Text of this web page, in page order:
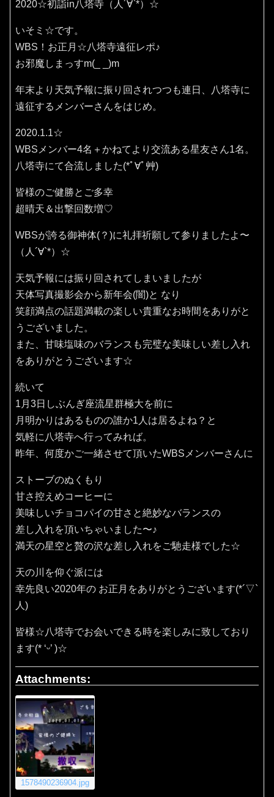
2020☆初詣in八塔寺（人´∀`*）☆
いそミ☆です。
WBS！お正月☆八塔寺遠征レポ♪
お邪魔しまっすm(_ _)m
年末より天気予報に振り回されつつも連日、八塔寺に
遠征するメンバーさんをはじめ。
2020.1.1☆
WBSメンバー4名＋かねてより交流ある星友さん1名。
八塔寺にて合流しました(*ﾟ∀ﾟ艸)
皆様のご健勝とご多幸
超晴天＆出撃回数増♡
WBSが誇る御神体(？)に礼拝祈願して参りましたよ〜
（人´∀`*）☆
天気予報には振り回されてしまいましたが
天体写真撮影会から新年会(闇)と なり
笑顔満点の話題満載の楽しい貴重なお時間をありがと
うございました。
また、甘味塩味のバランスも完璧な美味しい差し入れ
をありがとうございます☆
続いて
1月3日しぶんぎ座流星群極大を前に
月明かりはあるものの誰か1人は居るよね？と
気軽に八塔寺へ行ってみれば。
昨年、何度かご一緒させて頂いたWBSメンバーさんに
ストーブのぬくもり
甘さ控えめコーヒーに
美味しいチョコパイの甘さと絶妙なバランスの
差し入れを頂いちゃいました〜♪
満天の星空と贅の沢な差し入れをご馳走様でした☆
天の川を仰ぐ派には
幸先良い2020年の お正月をありがとうございます(*´▽`
人)
皆様☆八塔寺でお会いできる時を楽しみに致しており
ます(* ‘ᵕ’ )☆
Attachments:
1578490236904.jpg